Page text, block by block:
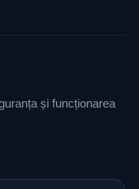
și funcționarea